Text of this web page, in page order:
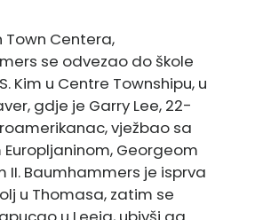
Town Centera,
se odvezao do škole
Kim u Centre Townshipu, u
gdje je Garry Lee, 22-
vježbao sa
Georgeom
II. Baumhammers je isprva
u Thomasa, zatim se